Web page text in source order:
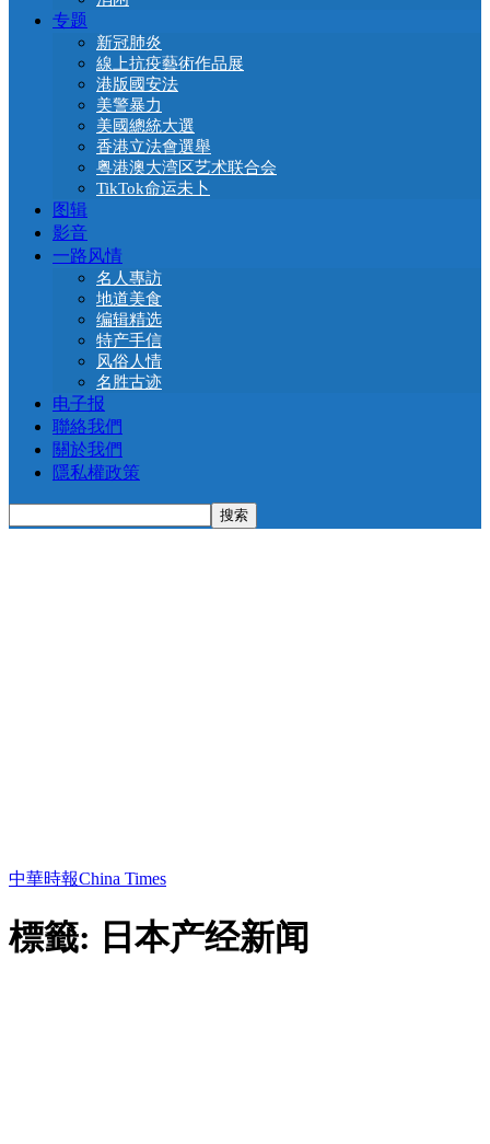
专题
新冠肺炎
線上抗疫藝術作品展
港版國安法
美警暴力
美國總統大選
香港立法會選舉
粤港澳大湾区艺术联合会
TikTok命运未卜
图辑
影音
一路风情
名人專訪
地道美食
编辑精选
特产手信
风俗人情
名胜古迹
电子报
聯絡我們
關於我們
隱私權政策
中華時報China Times
標籤: 日本产经新闻